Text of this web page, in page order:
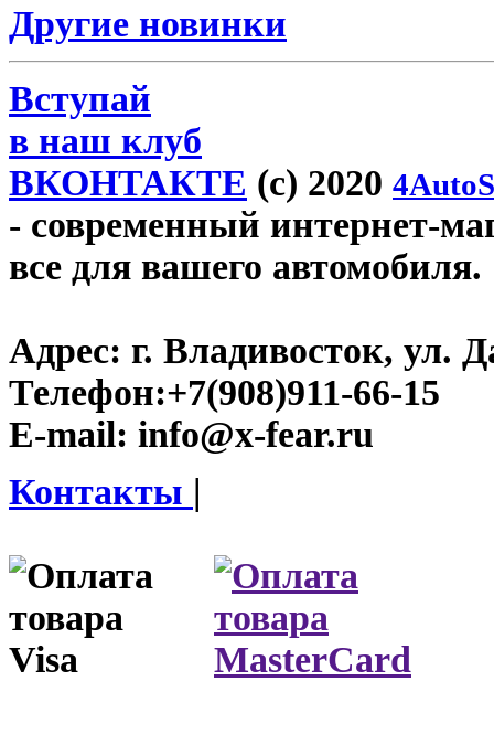
Другие новинки
Вступай
в наш клуб
ВКОНТАКТЕ (c) 2020
- современный интернет-
все для вашего автомобиля.
Адрес: г. Владивосток, ул.
Телефон:+7(908)911-66-15
E-mail: info@x-fear.ru
Контакты |